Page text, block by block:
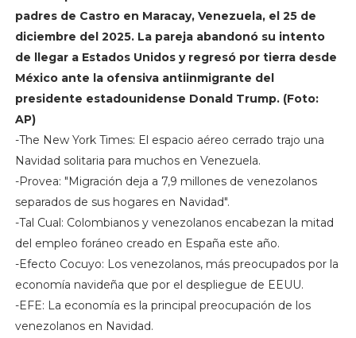
padres de Castro en Maracay, Venezuela, el 25 de
diciembre del 2025. La pareja abandonó su intento
de llegar a Estados Unidos y regresó por tierra desde
México ante la ofensiva antiinmigrante del
presidente estadounidense Donald Trump. (Foto:
AP)
-The New York Times: El espacio aéreo cerrado trajo una
Navidad solitaria para muchos en Venezuela.
-Provea: "Migración deja a 7,9 millones de venezolanos
separados de sus hogares en Navidad".
-Tal Cual: Colombianos y venezolanos encabezan la mitad
del empleo foráneo creado en España este año.
-Efecto Cocuyo: Los venezolanos, más preocupados por la
economía navideña que por el despliegue de EEUU.
-EFE: La economía es la principal preocupación de los
venezolanos en Navidad.